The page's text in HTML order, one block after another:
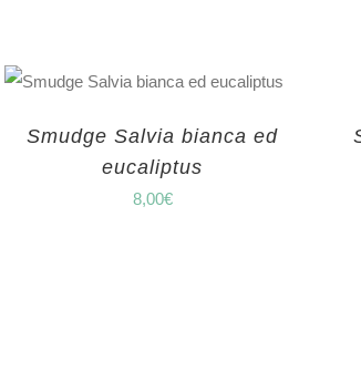
Smudge Salvia bianca ed
eucaliptus
8,00€